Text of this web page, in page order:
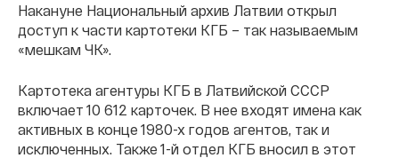
Накануне Национальный архив Латвии открыл
доступ к части картотеки КГБ – так называемым
«мешкам ЧК».
Картотека агентуры КГБ в Латвийской СССР
включает 10 612 карточек. В нее входят имена как
активных в конце 1980-х годов агентов, так и
исключенных. Также 1-й отдел КГБ вносил в этот